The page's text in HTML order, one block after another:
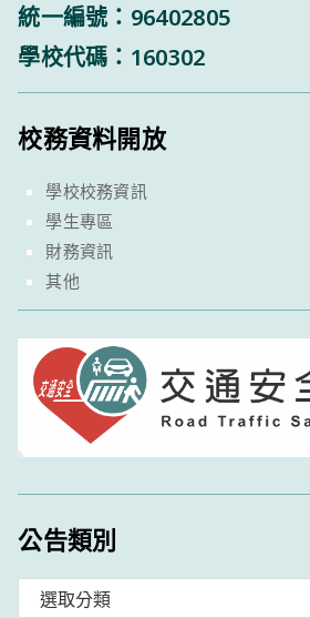
統一編號：96402805
學校代碼：160302
校務資料開放
學校校務資訊
學生專區
財務資訊
其他
公告類別